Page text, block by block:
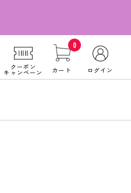
クーポン
キャンペーン
0
カート ログイン